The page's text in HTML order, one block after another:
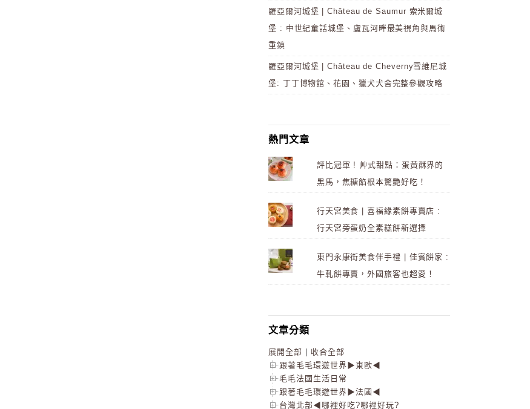
羅亞爾河城堡 | Château de Saumur 索米爾城
堡 : 中世紀童話城堡、盧瓦河畔最美視角與馬術
重鎮
羅亞爾河城堡 | Château de Cheverny雪維尼城
堡: 丁丁博物館、花園、獵犬犬舍完整參觀攻略
熱門文章
評比冠軍 ! 艸式甜點：蛋黃酥界的
黑馬，焦糖餡根本驚艷好吃！
行天宮美食 | 喜福緣素餅專賣店 :
行天宮旁蛋奶全素糕餅新選擇
東門永康街美食伴手禮 | 佳賓餅家 :
牛軋餅專賣，外國旅客也超愛！
文章分類
展開全部
收合全部
跟著毛毛環遊世界▶東歐◀
毛毛法國生活日常
跟著毛毛環遊世界▶法國◀
台灣北部◀哪裡好吃?哪裡好玩?